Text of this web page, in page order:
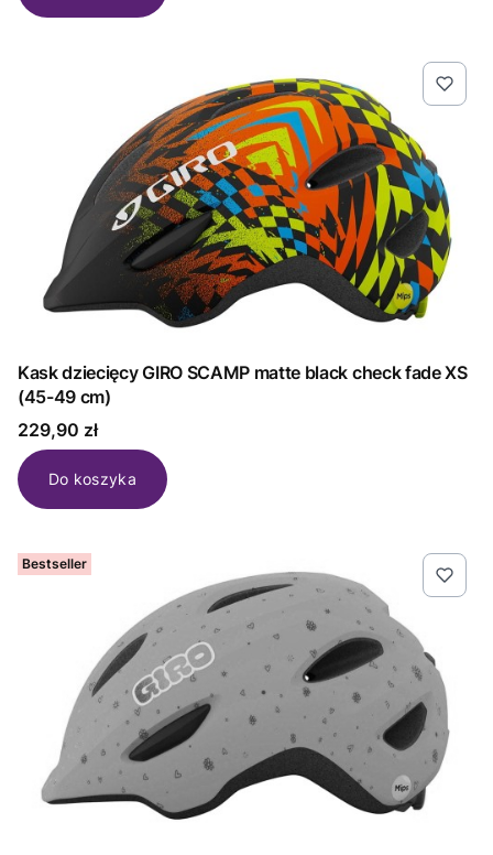
Kask dziecięcy GIRO SCAMP matte black check fade XS
(45-49 cm)
Cena
229,90 zł
Do koszyka
Bestseller